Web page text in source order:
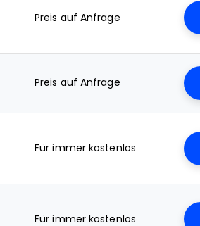
Preis auf Anfrage
Preis auf Anfrage
Für immer kostenlos
Für immer kostenlos